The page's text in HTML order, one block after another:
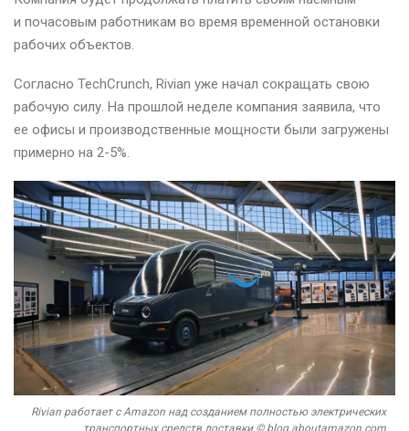
и почасовым работникам во время временной остановки
рабочих объектов.
Согласно TechCrunch, Rivian уже начал сокращать свою
рабочую силу. На прошлой неделе компания заявила, что
ее офисы и производственные мощности были загружены
примерно на 2-5%.
Rivian работает с Amazon над созданием полностью электрических